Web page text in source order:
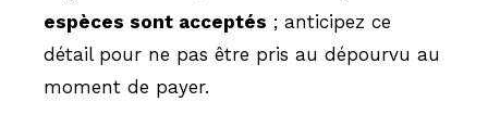
espèces sont acceptés ; anticipez ce
détail pour ne pas être pris au dépourvu au
moment de payer.